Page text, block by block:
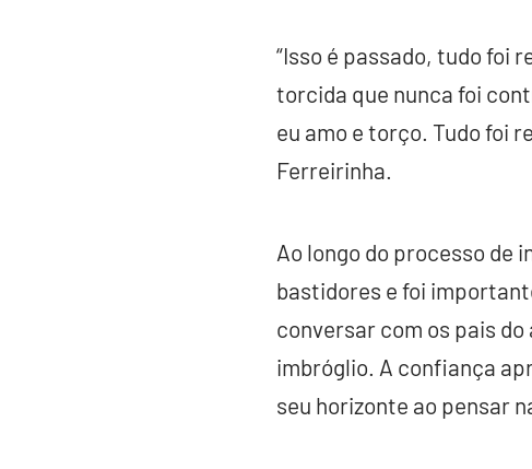
“Isso é passado, tudo foi
torcida que nunca foi
eu amo e torço. Tudo foi
Ferreirinha.
Ao longo do processo de
bastidores e foi
conversar com os pais
imbróglio. A confiança
seu horizonte ao pensar